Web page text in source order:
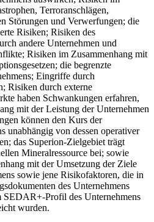
Terroranschlägen,
Störungen und Verwerfungen; die
Risiken; Risiken des
andere Unternehmen und
Risiken im Zusammenhang mit
die begrenzte
Eingriffe durch
Risiken durch externe
haben Schwankungen erfahren,
mit der Leistung der Unternehmen
können den Kurs der
unabhängig von dessen operativer
das Superion-Zielgebiet trägt
Mineralressource bei; sowie
mit der Umsetzung der Ziele
sowie jene Risikofaktoren, die in
des Unternehmens
SEDAR+-Profil des Unternehmens
wurden.